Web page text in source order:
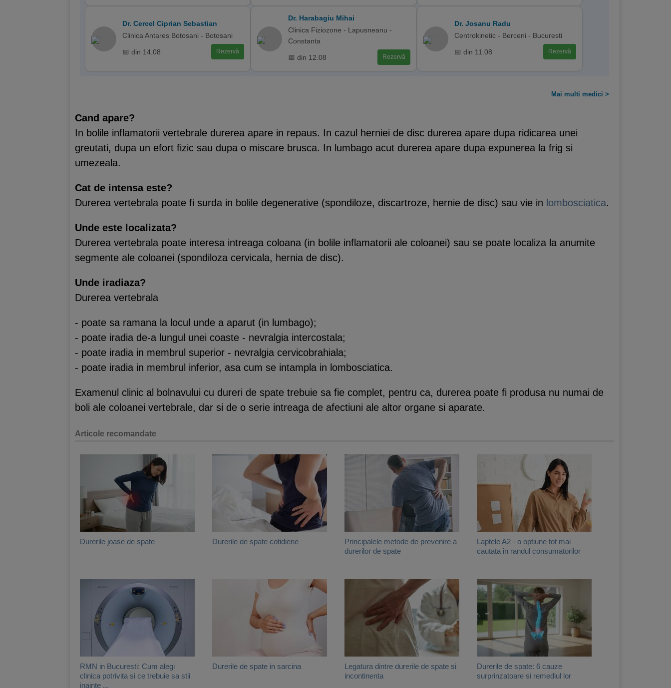
Dr. Cercel Ciprian Sebastian
Clinica Antares Botosani - Botosani
📅 din 14.08 Rezervă
Dr. Harabagiu Mihai
Clinica Fiziozone - Lapusneanu -
Constanta
📅 din 12.08 Rezervă
Dr. Josanu Radu
Centrokinetic - Berceni - Bucuresti
📅 din 11.08 Rezervă
Mai multi medici >
Cand apare?
In bolile inflamatorii vertebrale durerea apare in repaus. In cazul herniei de disc durerea apare dupa ridicarea unei
greutati, dupa un efort fizic sau dupa o miscare brusca. In lumbago acut durerea apare dupa expunerea la frig si
umezeala.
Cat de intensa este?
Durerea vertebrala poate fi surda in bolile degenerative (spondiloze, discartroze, hernie de disc) sau vie in lombosciatica.
Unde este localizata?
Durerea vertebrala poate interesa intreaga coloana (in bolile inflamatorii ale coloanei) sau se poate localiza la anumite
segmente ale coloanei (spondiloza cervicala, hernia de disc).
Unde iradiaza?
Durerea vertebrala
- poate sa ramana la locul unde a aparut (in lumbago);
- poate iradia de-a lungul unei coaste - nevralgia intercostala;
- poate iradia in membrul superior - nevralgia cervicobrahiala;
- poate iradia in membrul inferior, asa cum se intampla in lombosciatica.
Examenul clinic al bolnavului cu dureri de spate trebuie sa fie complet, pentru ca, durerea poate fi produsa nu numai de
boli ale coloanei vertebrale, dar si de o serie intreaga de afectiuni ale altor organe si aparate.
Articole recomandate
Durerile joase de spate Durerile de spate cotidiene
Principalele metode de prevenire a
durerilor de spate
Laptele A2 - o optiune tot mai
cautata in randul consumatorilor
RMN in Bucuresti: Cum alegi
clinica potrivita si ce trebuie sa stii
inainte ...
Durerile de spate in sarcina
Legatura dintre durerile de spate si
incontinenta
Durerile de spate: 6 cauze
surprinzatoare si remediul lor